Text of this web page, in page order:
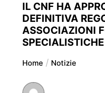
IL CNF HA
DEFINITIVA
ASSOCIAZIONI
SPECIALISTICHE
Home Notizie